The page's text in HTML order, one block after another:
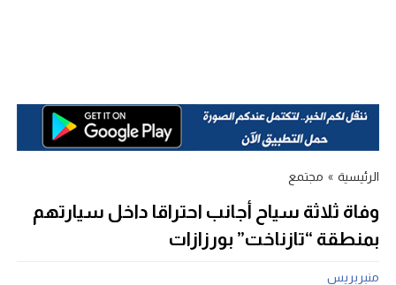
الرئيسية » مجتمع
وفاة ثلاثة سياح أجانب احتراقا داخل سيارتهم
بمنطقة “تازناخت” بورزازات
منبربريس